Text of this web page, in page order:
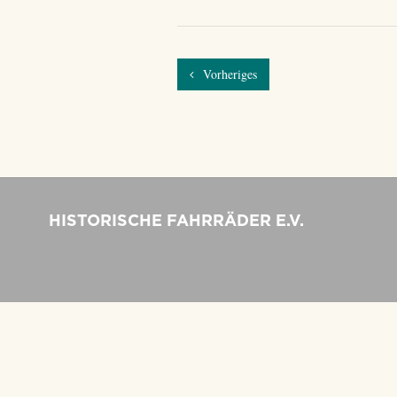
Vorheriges
HISTORISCHE FAHRRÄDER E.V.